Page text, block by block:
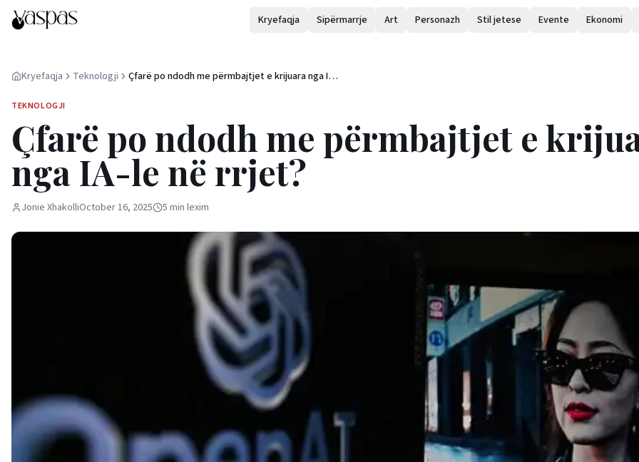
Kryefaqja Sipërmarrje Art Personazh Stil jetese Evente Ekonomi
Kryefaqja Teknologji
Çfarë po ndodh me përmbajtjet e krijuara nga IA-
TEKNOLOGJI
Çfarë po ndodh me përmbajtjet e
nga IA-le në rrjet?
Jonie XhakolliOctober 16, 2025 5 min lexim